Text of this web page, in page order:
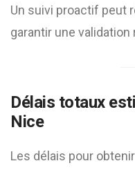
Un suivi proactif peut
garantir une
Délais totaux
Nice
Les délais pour